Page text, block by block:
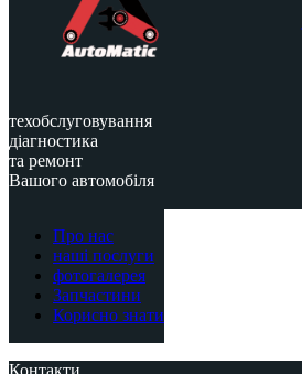
техобслуговування
діагностика
та ремонт
Вашого автомобіля
Про нас
наші послуги
фотогалерея
Запчастини
Корисно знати